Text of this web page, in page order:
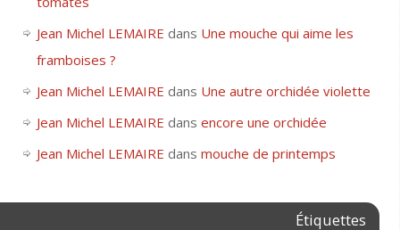
Jean Michel LEMAIRE dans Une mouche qui aime les
framboises ?
Jean Michel LEMAIRE dans Une autre orchidée violette
Jean Michel LEMAIRE dans encore une orchidée
Jean Michel LEMAIRE dans mouche de printemps
Étiquettes